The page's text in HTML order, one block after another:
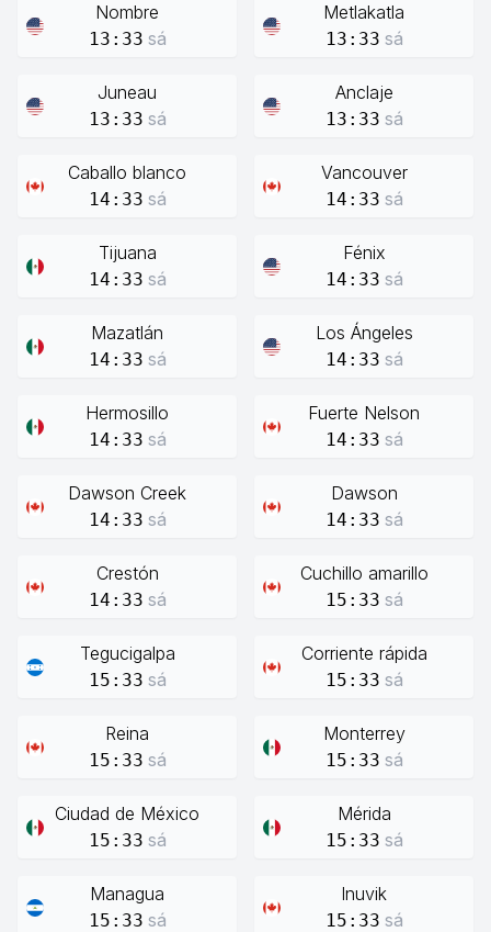
Nombre
13:33 sá
Metlakatla
13:33 sá
Juneau
13:33 sá
Anclaje
13:33 sá
Caballo blanco
14:33 sá
Vancouver
14:33 sá
Tijuana
14:33 sá
Fénix
14:33 sá
Mazatlán
14:33 sá
Los Ángeles
14:33 sá
Hermosillo
14:33 sá
Fuerte Nelson
14:33 sá
Dawson Creek
14:33 sá
Dawson
14:33 sá
Crestón
14:33 sá
Cuchillo amarillo
15:33 sá
Tegucigalpa
15:33 sá
Corriente rápida
15:33 sá
Reina
15:33 sá
Monterrey
15:33 sá
Ciudad de México
15:33 sá
Mérida
15:33 sá
Managua
15:33 sá
Inuvik
15:33 sá